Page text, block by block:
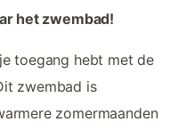
het zwembad!
toegang hebt met de
zwembad is
zomermaanden